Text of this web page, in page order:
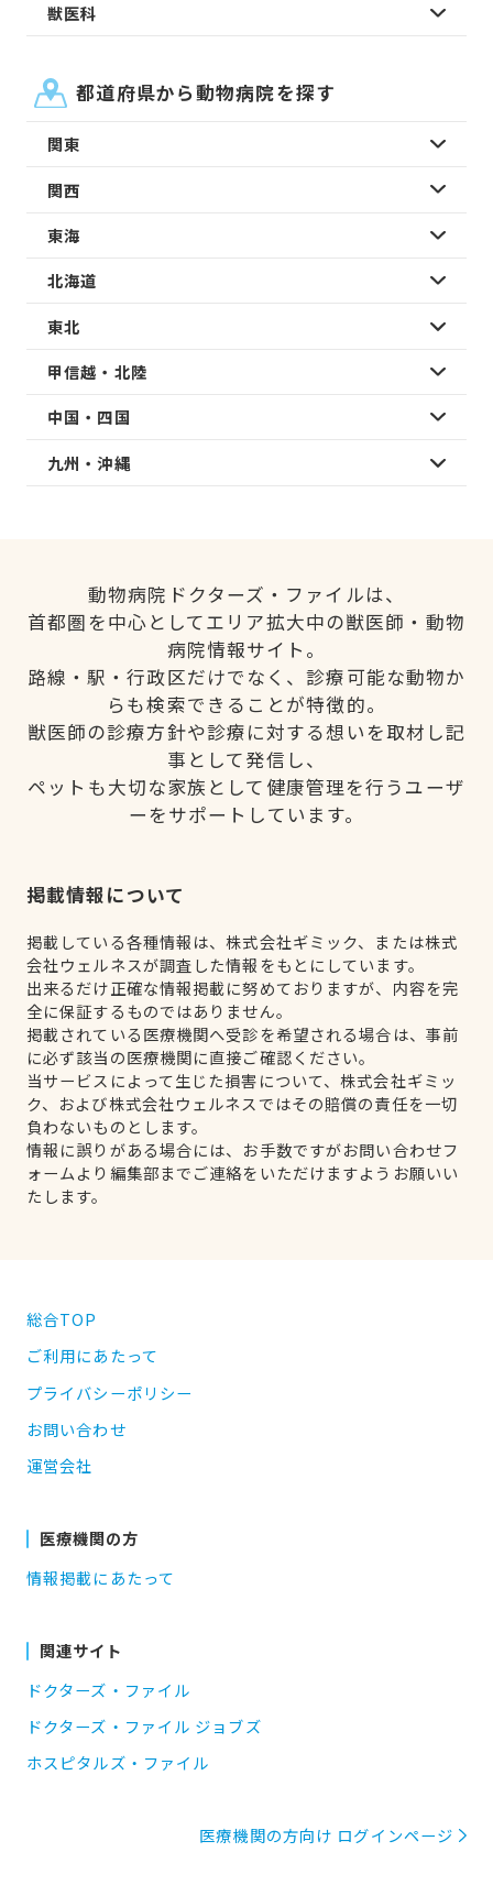
獣医科
都道府県から動物病院を探す
関東
関西
東海
北海道
東北
甲信越・北陸
中国・四国
九州・沖縄
動物病院ドクターズ・ファイルは、
首都圏を中心としてエリア拡大中の獣医師・動物
病院情報サイト。
路線・駅・行政区だけでなく、診療可能な動物か
らも検索できることが特徴的。
獣医師の診療方針や診療に対する想いを取材し記
事として発信し、
ペットも大切な家族として健康管理を行うユーザ
ーをサポートしています。
掲載情報について
掲載している各種情報は、株式会社ギミック、または株式
会社ウェルネスが調査した情報をもとにしています。
出来るだけ正確な情報掲載に努めておりますが、内容を完
全に保証するものではありません。
掲載されている医療機関へ受診を希望される場合は、事前
に必ず該当の医療機関に直接ご確認ください。
当サービスによって生じた損害について、株式会社ギミッ
ク、および株式会社ウェルネスではその賠償の責任を一切
負わないものとします。
情報に誤りがある場合には、お手数ですがお問い合わせフ
ォームより編集部までご連絡をいただけますようお願いい
たします。
総合TOP
ご利用にあたって
プライバシーポリシー
お問い合わせ
運営会社
医療機関の方
情報掲載にあたって
関連サイト
ドクターズ・ファイル
ドクターズ・ファイル ジョブズ
ホスピタルズ・ファイル
医療機関の方向け ログインページ